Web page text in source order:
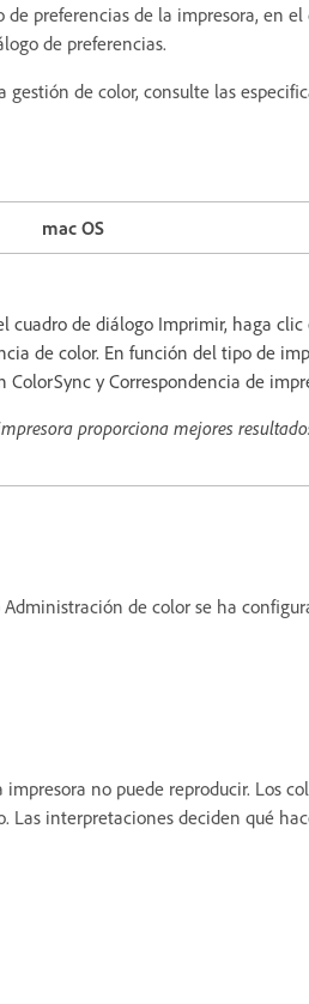
preferencias de la impresora, en el
de preferencias.
de color, consulte las
mac OS
cuadro de diálogo Imprimir, haga
de color. En función del tipo de
y Correspondencia de
proporciona mejores
de color se ha
no puede reproducir. Los
Las interpretaciones deciden qué